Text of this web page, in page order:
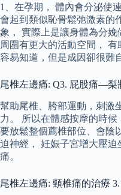
1、在孕期， 體內會分泌使
會起到類似恥骨鬆弛激素的
象， 實際上是讓身體為分
周圍有更大的活動空間，
容易知道，但是成因卻很難
尾椎左邊痛: Q3. 屁股痛—梨
幫助尾椎、胯部運動，刺激
力。 所以在體感按摩的時
要放鬆整個薦椎部位、會陰
迫神經， 妊娠子宮增大壓
痛。
尾椎左邊痛: 頸椎痛的治療